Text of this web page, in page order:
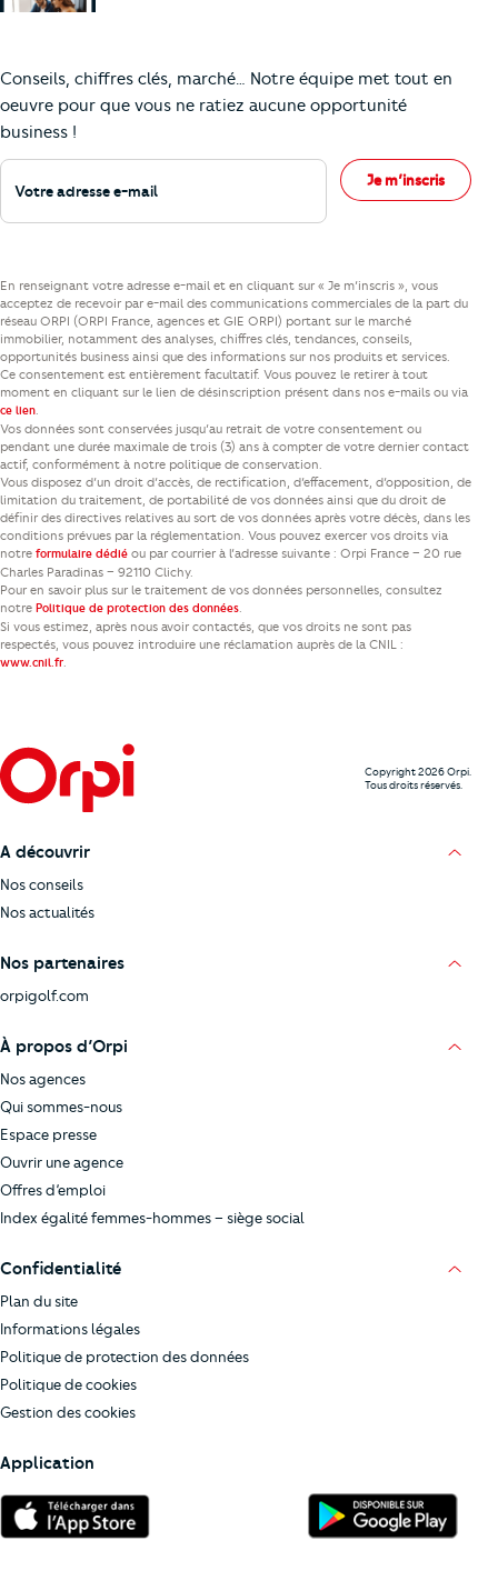
Conseils, chiffres clés, marché… Notre équipe met tout en
oeuvre pour que vous ne ratiez aucune opportunité
business !
Votre adresse e-mail
Je m’inscris
En renseignant votre adresse e-mail et en cliquant sur « Je m’inscris », vous
acceptez de recevoir par e-mail des communications commerciales de la part du
réseau ORPI (ORPI France, agences et GIE ORPI) portant sur le marché
immobilier, notamment des analyses, chiffres clés, tendances, conseils,
opportunités business ainsi que des informations sur nos produits et services.
Ce consentement est entièrement facultatif. Vous pouvez le retirer à tout
moment en cliquant sur le lien de désinscription présent dans nos e-mails ou via
ce lien.
Vos données sont conservées jusqu’au retrait de votre consentement ou
pendant une durée maximale de trois (3) ans à compter de votre dernier contact
actif, conformément à notre politique de conservation.
Vous disposez d’un droit d’accès, de rectification, d’effacement, d’opposition, de
limitation du traitement, de portabilité de vos données ainsi que du droit de
définir des directives relatives au sort de vos données après votre décès, dans les
conditions prévues par la réglementation. Vous pouvez exercer vos droits via
notre formulaire dédié ou par courrier à l’adresse suivante : Orpi France – 20 rue
Charles Paradinas – 92110 Clichy.
Pour en savoir plus sur le traitement de vos données personnelles, consultez
notre Politique de protection des données.
Si vous estimez, après nous avoir contactés, que vos droits ne sont pas
respectés, vous pouvez introduire une réclamation auprès de la CNIL :
www.cnil.fr.
Copyright 2026 Orpi.
Tous droits réservés.
A découvrir
Nos conseils
Nos actualités
Nos partenaires
orpigolf.com
À propos d’Orpi
Nos agences
Qui sommes-nous
Espace presse
Ouvrir une agence
Offres d’emploi
Index égalité femmes-hommes – siège social
Confidentialité
Plan du site
Informations légales
Politique de protection des données
Politique de cookies
Gestion des cookies
Application